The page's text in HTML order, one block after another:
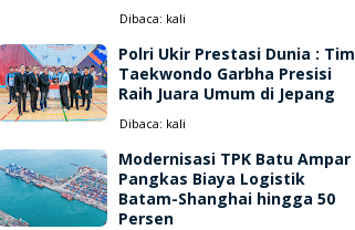
Dibaca: kali
Polri Ukir Prestasi Dunia : Tim
Taekwondo Garbha Presisi
Raih Juara Umum di Jepang
Dibaca: kali
Modernisasi TPK Batu Ampar
Pangkas Biaya Logistik
Batam-Shanghai hingga 50
Persen